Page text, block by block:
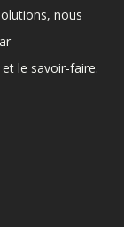
nous
le savoir-faire.